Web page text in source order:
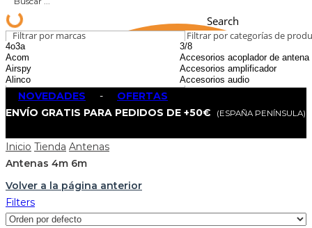
Search
Filtrar por marcas Filtrar por categorías de
NOVEDADES - OFERTAS
ENVÍO GRATIS PARA PEDIDOS DE +50€
(ESPAÑA PENÍNSULA)
Inicio Tienda Antenas
Antenas 4m 6m
Volver a la página anterior
Filters